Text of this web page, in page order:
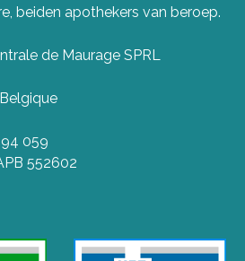
beiden apothekers van beroep.
de Maurage SPRL
059
552602